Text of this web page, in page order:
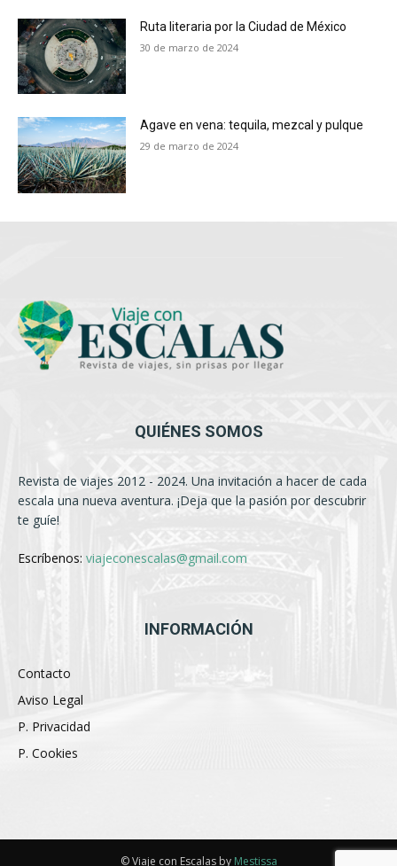
Ruta literaria por la Ciudad de México
30 de marzo de 2024
Agave en vena: tequila, mezcal y pulque
29 de marzo de 2024
QUIÉNES SOMOS
Revista de viajes 2012 - 2024. Una invitación a hacer de cada
escala una nueva aventura. ¡Deja que la pasión por descubrir
te guíe!
Escríbenos: viajeconescalas@gmail.com
INFORMACIÓN
Contacto
Aviso Legal
P. Privacidad
P. Cookies
© Viaje con Escalas by Mestissa